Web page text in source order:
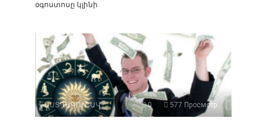
օգոստոսը կլինի
ԱՍՏՂԱԳՈՒՇԱԿ 0 577 Просмотр